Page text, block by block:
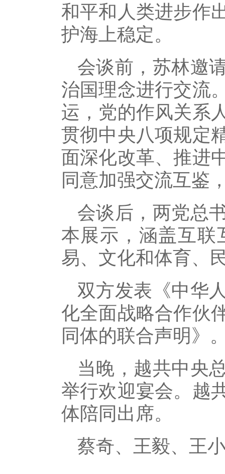
和平和人类进步作
护海上稳定。
会谈前，苏林邀
治国理念进行交流
运，党的作风关系
贯彻中央八项规定
面深化改革、推进
同意加强交流互鉴
会谈后，两党总
本展示，涵盖互联
易、文化和体育、
双方发表《中华
化全面战略合作伙
同体的联合声明》
当晚，越共中央
举行欢迎宴会。越
体陪同出席。
蔡奇、王毅、王